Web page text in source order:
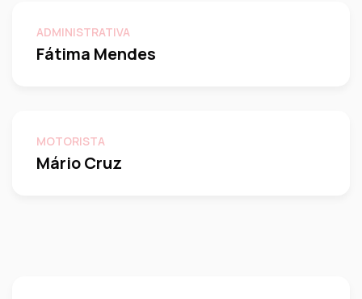
ADMINISTRATIVA
Fátima Mendes
MOTORISTA
Mário Cruz